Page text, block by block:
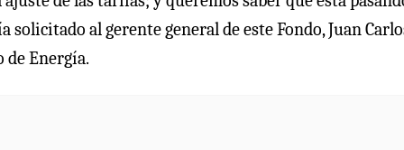
al gerente general de este Fondo, Juan
Energía.